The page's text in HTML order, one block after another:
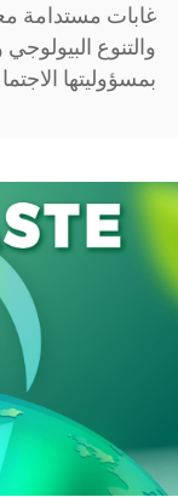
غابات مستدامة
والتنوع
بمسؤوليتها